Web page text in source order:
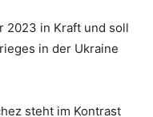
2023 in Kraft und soll
in der Ukraine
steht im Kontrast